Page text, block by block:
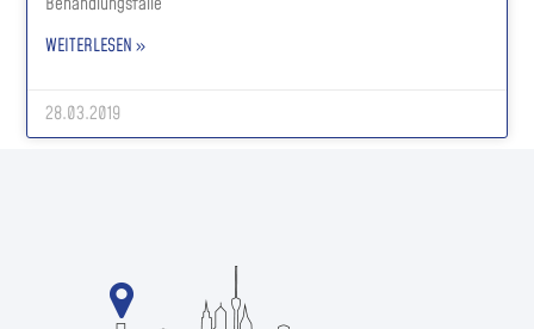
WEITERLESEN »
28.03.2019